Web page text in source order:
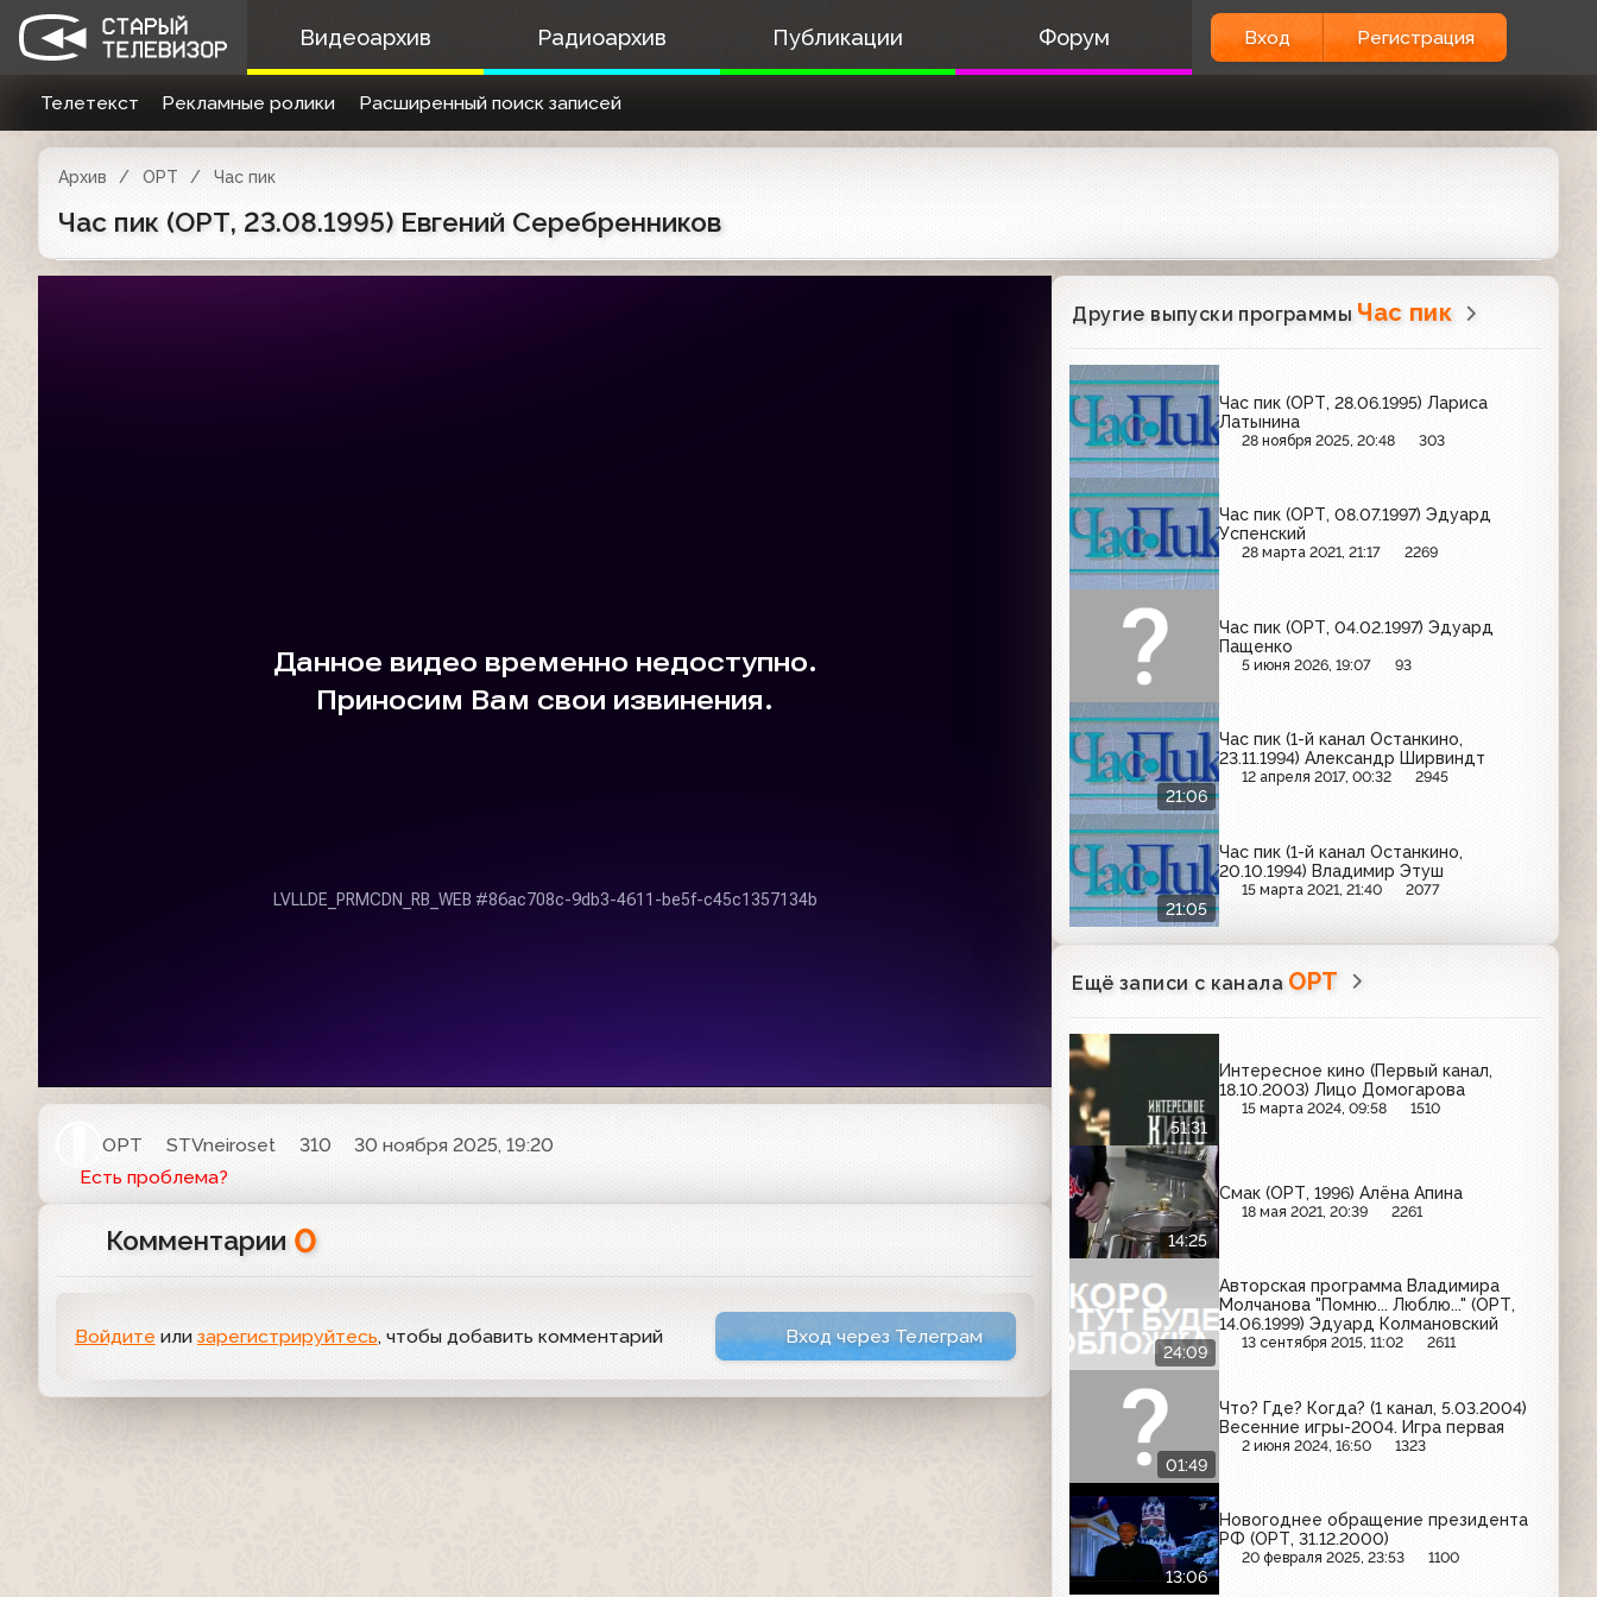
Видеоархив Радиоархив Публикации Форум Вход Регистрация
Телетекст Рекламные ролики Расширенный поиск записей
Архив ОРТ Час пик
Час пик (ОРТ, 23.08.1995) Евгений Серебренников
ОРТ STVneiroset 310
30 ноября 2025, 19:20
Есть проблема?
Комментарии 0
Войдите или зарегистрируйтесь, чтобы добавить комментарий Вход через Телеграм
Другие выпуски программы Час пик
Час пик (ОРТ, 28.06.1995) Лариса
Латынина
28 ноября 2025, 20:48 303
Час пик (ОРТ, 08.07.1997) Эдуард
Успенский
28 марта 2021, 21:17 2269
Час пик (ОРТ, 04.02.1997) Эдуард
Пащенко
5 июня 2026, 19:07 93
21:06
Час пик (1-й канал Останкино,
23.11.1994) Александр Ширвиндт
12 апреля 2017, 00:32 2945
21:05
Час пик (1-й канал Останкино,
20.10.1994) Владимир Этуш
15 марта 2021, 21:40 2077
Ещё записи с канала ОРТ
51:31
Интересное кино (Первый канал,
18.10.2003) Лицо Домогарова
15 марта 2024, 09:58 1510
14:25
Смак (ОРТ, 1996) Алёна Апина
18 мая 2021, 20:39 2261
24:09
Авторская программа Владимира
Молчанова "Помню... Люблю..." (ОРТ,
14.06.1999) Эдуард Колмановский
13 сентября 2015, 11:02 2611
01:49
Что? Где? Когда? (1 канал, 5.03.2004)
Весенние игры-2004. Игра первая
2 июня 2024, 16:50 1323
13:06
Новогоднее обращение президента
РФ (ОРТ, 31.12.2000)
20 февраля 2025, 23:53 1100